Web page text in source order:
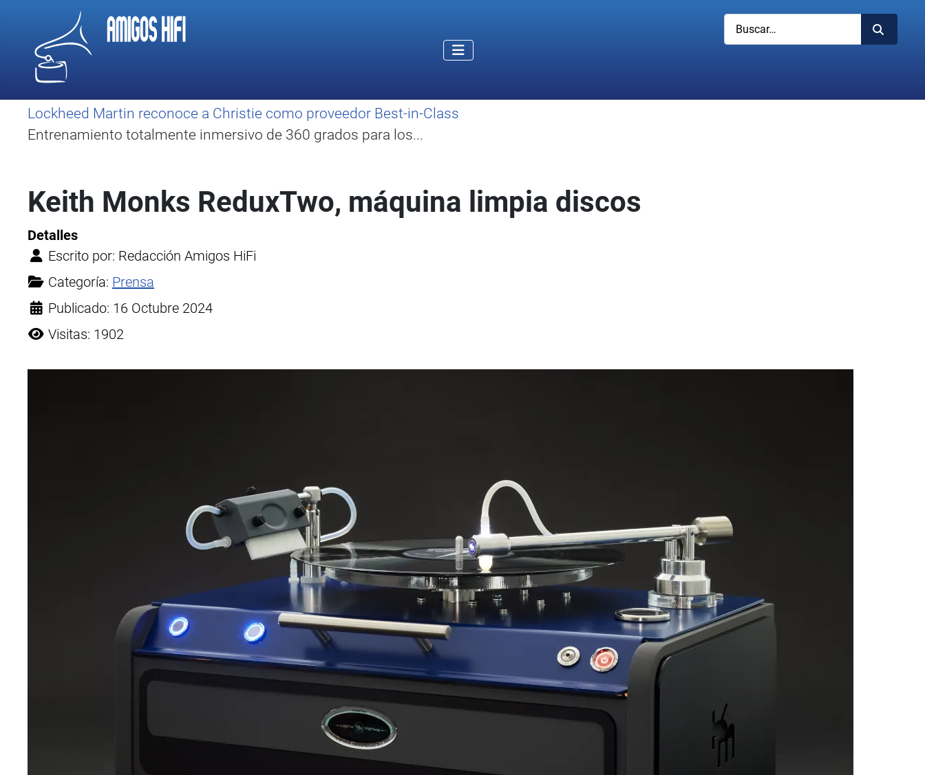
Buscar
Lockheed Martin reconoce a Christie como proveedor Best-in-Class
Entrenamiento totalmente inmersivo de 360 grados para los...
Keith Monks ReduxTwo, máquina limpia discos
Detalles
Escrito por: Redacción Amigos HiFi
Categoría: Prensa
Publicado: 16 Octubre 2024
Visitas: 1902